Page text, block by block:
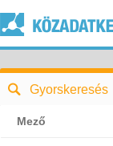
Gyorskeresés
Mező